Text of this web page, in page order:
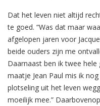
Dat het leven niet altijd
te goed. “Was dat maar
afgelopen jaren voor
beide ouders zijn me
Daarnaast ben ik twee
maatje Jean Paul mis ik
plotseling uit het leven
moeilijk mee.”